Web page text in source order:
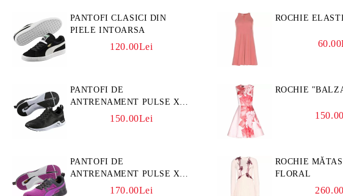
PANTOFI CLASICI DIN
PIELE INTOARSA
120.00Lei
PANTOFI DE
ANTRENAMENT PULSE XT
150.00Lei
PANTOFI DE
ANTRENAMENT PULSE XT
170.00Lei
ROCHIE
ROCHIE
ROCHIE
FLORAL